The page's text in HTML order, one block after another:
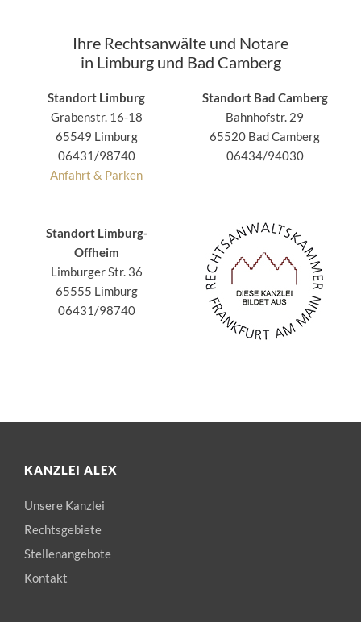
Ihre Rechtsanwälte und Notare
in Limburg und Bad Camberg
Standort Limburg
Grabenstr. 16-18
65549 Limburg
06431/98740
Anfahrt & Parken
Standort Bad Camberg
Bahnhofstr. 29
65520 Bad Camberg
06434/94030
Standort Limburg-
Offheim
Limburger Str. 36
65555 Limburg
06431/98740
KANZLEI ALEX
Unsere Kanzlei
Rechtsgebiete
Stellenangebote
Kontakt